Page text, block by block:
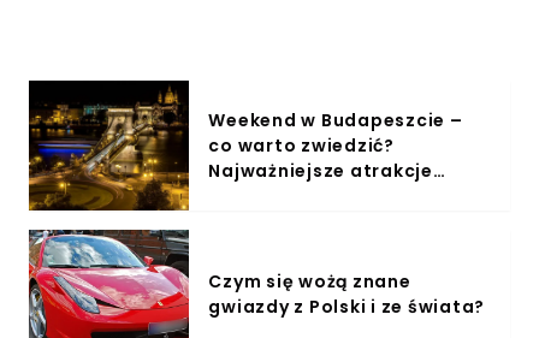
Weekend w Budapeszcie –
co warto zwiedzić?
Najważniejsze atrakcje
Czym się wożą znane
gwiazdy z Polski i ze świata?